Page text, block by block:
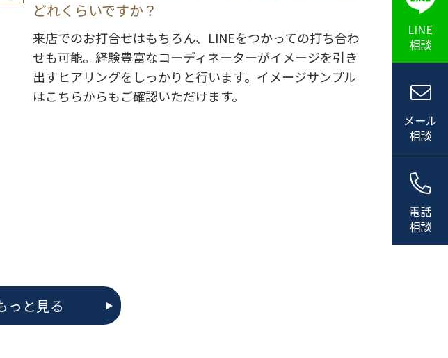
LINE
相談
メール
相談
電話
相談
どれくらいですか？
来店でのお打合せはもちろん、LINEをつかっての打ち合わ
せも可能。経験豊富なコーディネーターがイメージを引き
出すヒアリングをしっかりと行います。イメージサンプル
はこちらからもご確認いただけます。
っと見る